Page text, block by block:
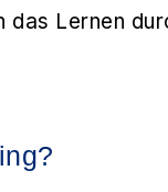
Lernen